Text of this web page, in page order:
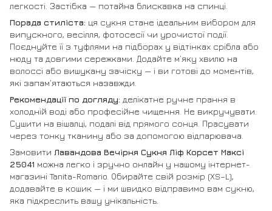
легкості. Застібка — потайна блискавка на спинці.
Порада стиліста: ця сукня стане ідеальним вибором для
випускного, весілля, фотосесії чи урочистої події.
Поєднуйте її з туфлями на підборах у відтінках срібла або
нюду та довгими сережками. Додайте м’яку хвилю на
волоссі або вишукану зачіску — і ви готові до моментів,
які запам’ятаються назавжди.
Рекомендації по догляду: делікатне ручне прання в
холодній воді або професійне чищення. Не викручувати.
Сушити на вішалці, подалі від прямого сонця. Прасувати
через тонку тканину або за допомогою відпарювача.
Замовити Лавандова Вечірня Сукня Ліф Корсет Максі
25041 можна легко і зручно онлайн у нашому інтернет-
магазині Tanita-Romario. Обирайте свій розмір (XS–L),
додавайте в кошик — і ми швидко відправимо вам сукню,
яка підкреслить вашу унікальність.